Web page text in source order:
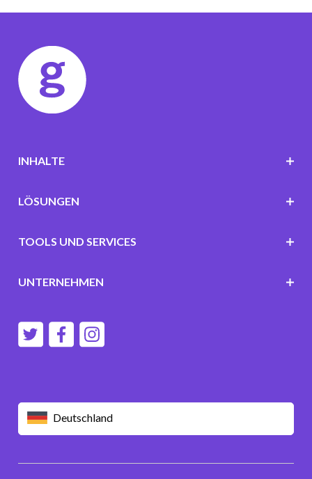
Deutschland
INHALTE
LÖSUNGEN
TOOLS UND SERVICES
UNTERNEHMEN